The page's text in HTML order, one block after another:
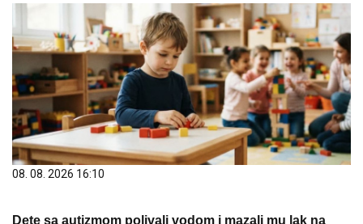
08. 08. 2026 16:10
Dete sa autizmom polivali vodom i mazali mu lak na